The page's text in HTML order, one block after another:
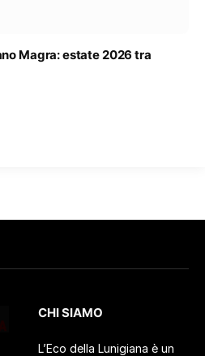
Magra: estate 2026 tra
CHI SIAMO
L’Eco della Lunigiana è un